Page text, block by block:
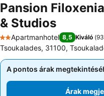
Pansion
& Studios
2 Kategória
Apartmanhotel 8,5 Kiváló (
Tsoukalades, 31100,
A pontos árak
Árak
A pontos árak
Árak